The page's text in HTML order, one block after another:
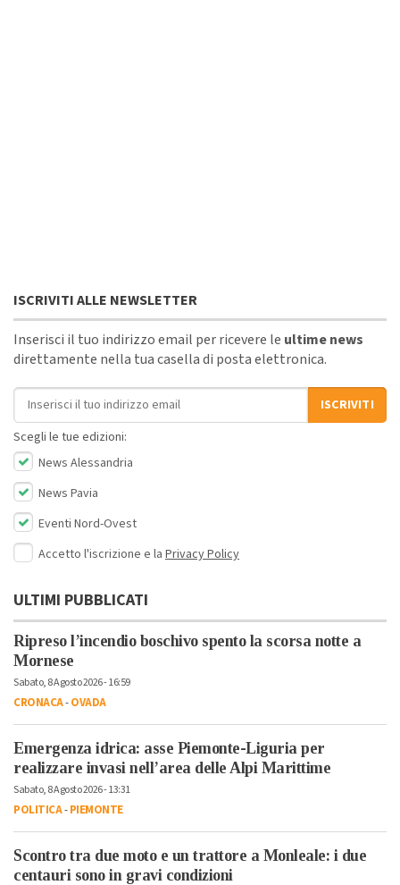
ISCRIVITI ALLE NEWSLETTER
Inserisci il tuo indirizzo email per ricevere le ultime news
direttamente nella tua casella di posta elettronica.
Indirizzo email
ISCRIVITI
Scegli le tue edizioni:
News Alessandria
News Pavia
Eventi Nord-Ovest
Accetto l'iscrizione e la Privacy Policy
ULTIMI PUBBLICATI
Ripreso l’incendio boschivo spento la scorsa notte a
Mornese
Sabato, 8 Agosto 2026 - 16:59
CRONACA-OVADA
Emergenza idrica: asse Piemonte-Liguria per
realizzare invasi nell’area delle Alpi Marittime
Sabato, 8 Agosto 2026 - 13:31
POLITICA-PIEMONTE
Scontro tra due moto e un trattore a Monleale: i due
centauri sono in gravi condizioni